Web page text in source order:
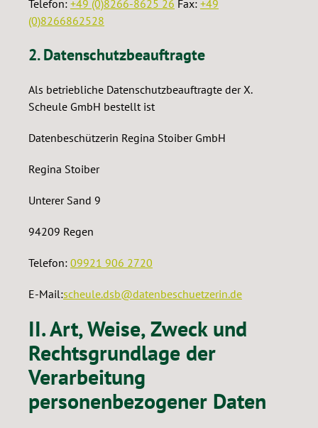
Telefon: +49 (0)8266-8625 26 Fax: +49
(0)8266862528
2. Datenschutzbeauftragte
Als betriebliche Datenschutzbeauftragte der X.
Scheule GmbH bestellt ist
Datenbeschützerin Regina Stoiber GmbH
Regina Stoiber
Unterer Sand 9
94209 Regen
Telefon: 09921 906 2720
E-Mail:scheule.dsb@datenbeschuetzerin.de
II. Art, Weise, Zweck und
Rechtsgrundlage der
Verarbeitung
personenbezogener Daten